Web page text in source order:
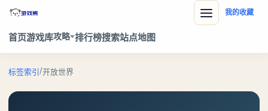
首页游戏库攻略 排行榜搜索站点地图
我的收藏
标签索引/开放世界